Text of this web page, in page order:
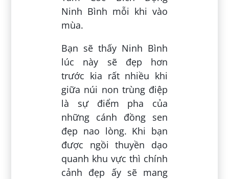
Ninh Bình mỗi khi vào
mùa.
Bạn sẽ thấy Ninh Bình
lúc này sẽ đẹp hơn
trước kia rất nhiều khi
giữa núi non trùng điệp
là sự điểm pha của
những cánh đồng sen
đẹp nao lòng. Khi bạn
được ngồi thuyền dạo
quanh khu vực thì chính
cảnh đẹp ấy sẽ mang